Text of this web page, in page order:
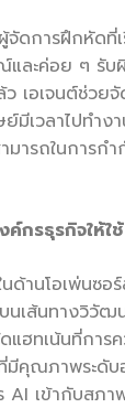
ดการฝึกหัดที่
และค่อย ๆ รับ
เอเจนต์ช่วยจั
มีเวลาไปทำง
ารถในการกำ
กรธุรกิจให้ใช้
ด้านโอเพ่นซอ
เส้นทางวิวัฒ
ฮทเน้นที่การ
มีคุณภาพระดั
เข้ากับสภา